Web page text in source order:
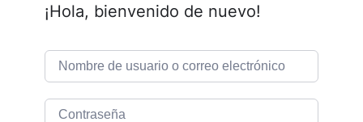
¡Hola, bienvenido de nuevo!